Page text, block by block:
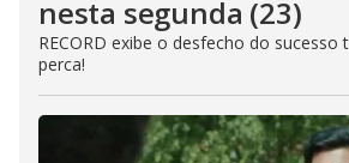
nesta segunda (23)
RECORD exibe o desfecho do sucesso
perca!